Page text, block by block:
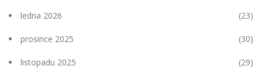
ledna 2026 (23)
prosince 2025 (30)
listopadu 2025 (29)